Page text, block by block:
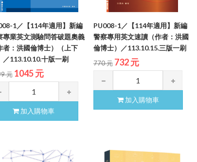
1／【114年適用】新編
專業英文測驗問答破題奧義
者：洪國倫博士）（上下
／113.10.10.十版一刷
元 1045 元
加入購物車
PU008-1／【114年適用】新編
警察專用英文速讀（作者：洪國
倫博士）／113.10.15.三版一刷
770 元 732 元
加入購物車